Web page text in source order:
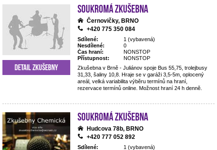
Soukromá zkušebna
Černovičky, BRNO
+420 775 350 084
Sdílené:
1 (vybavená)
Nesdílené:
0
Čas hraní:
NONSTOP
Přístupnost:
NONSTOP
Zkušebna v Brně - Juliánov spoje Bus 55,75, trolejbusy
31,33, šaliny 10,8. Hraje se v garáži 3,5-5m, oplocený
areál, velká variabilita výběru termínů na hraní,
rezervace termínů online. Možnost hraní 24 h denně.
Detail zkušebny
Soukromá zkušebna
Hudcova 78b, BRNO
+420 777 052 892
Sdílené:
1 (vybavená)